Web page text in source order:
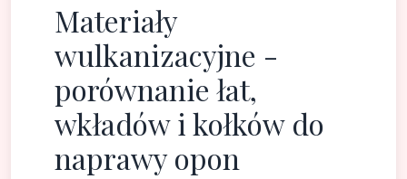
Materiały
wulkanizacyjne -
porównanie łat,
wkładów i kołków do
naprawy opon